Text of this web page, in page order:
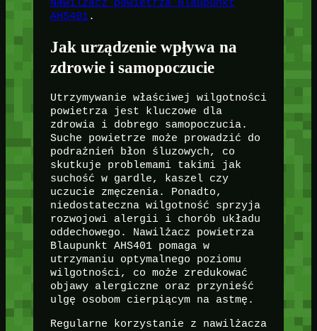
Nawilżacz powietrza Blaupunkt
AHS401.
Jak urządzenie wpływa na
zdrowie i samopoczucie
Utrzymywanie właściwej wilgotności
powietrza jest kluczowe dla
zdrowia i dobrego samopoczucia.
Suche powietrze może prowadzić do
podrażnień błon śluzowych, co
skutkuje problemami takimi jak
suchość w gardle, kaszel czy
uczucie zmęczenia. Ponadto,
niedostateczna wilgotność sprzyja
rozwojowi alergii i chorób układu
oddechowego. Nawilżacz powietrza
Blaupunkt AHS401 pomaga w
utrzymaniu optymalnego poziomu
wilgotności, co może zredukować
objawy alergiczne oraz przynieść
ulgę osobom cierpiącym na astmę.
Regularne korzystanie z nawilżacza